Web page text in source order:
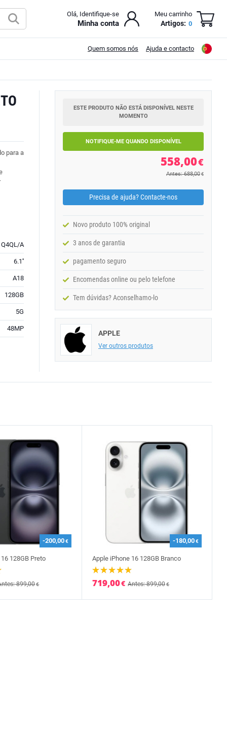
Olá, Identifique-se
Minha conta
Meu carrinho
Artigos: 0
Quem somos nós Ajuda e contacto
para a
A
6.1''
A18
128GB
5G
48MP
ESTE PRODUTO NÃO ESTÁ DISPONÍVEL NESTE
MOMENTO
NOTIFIQUE-ME QUANDO DISPONÍVEL
558,00€
Antes: 688,00 €
Precisa de ajuda? Contacte-nos
Novo produto 100% original
3 anos de garantia
pagamento seguro
Encomendas online ou pelo telefone
Tem dúvidas? Aconselhamo-lo
APPLE
Ver outros produtos
-200,00€
128GB Preto
899,00€
-180,00€
Apple iPhone 16 128GB Branco
719,00€ Antes: 899,00€